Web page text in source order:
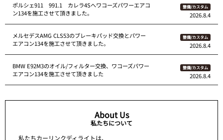
ポルシェ911 991.1 カレラ4Sへワコーズパワーエアコ
ン134を施工させて頂きました。
整備/カスタム
2026.8.4
メルセデスAMG CLS53のブレーキパッド交換とパワー
エアコン134を施工させて頂きました。
整備/カスタム
2026.8.4
BMW E92M3のオイル/フィルター交換、ワコーズパワー
エアコン134を施工させて頂きました
整備/カスタム
2026.8.4
About Us
私たちについて
私たちカーリンクディライトは、